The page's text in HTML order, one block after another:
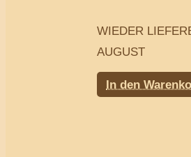
WIEDER
AUGUST
In den